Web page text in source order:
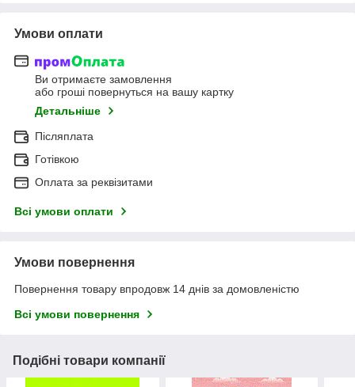
Умови оплати
Ви отримаєте замовлення
або гроші повернуться на вашу картку
Детальніше
Післяплата
Готівкою
Оплата за реквізитами
Всі умови оплати
Умови повернення
Повернення товару впродовж 14 днів за домовленістю
Всі умови повернення
Подібні товари компанії